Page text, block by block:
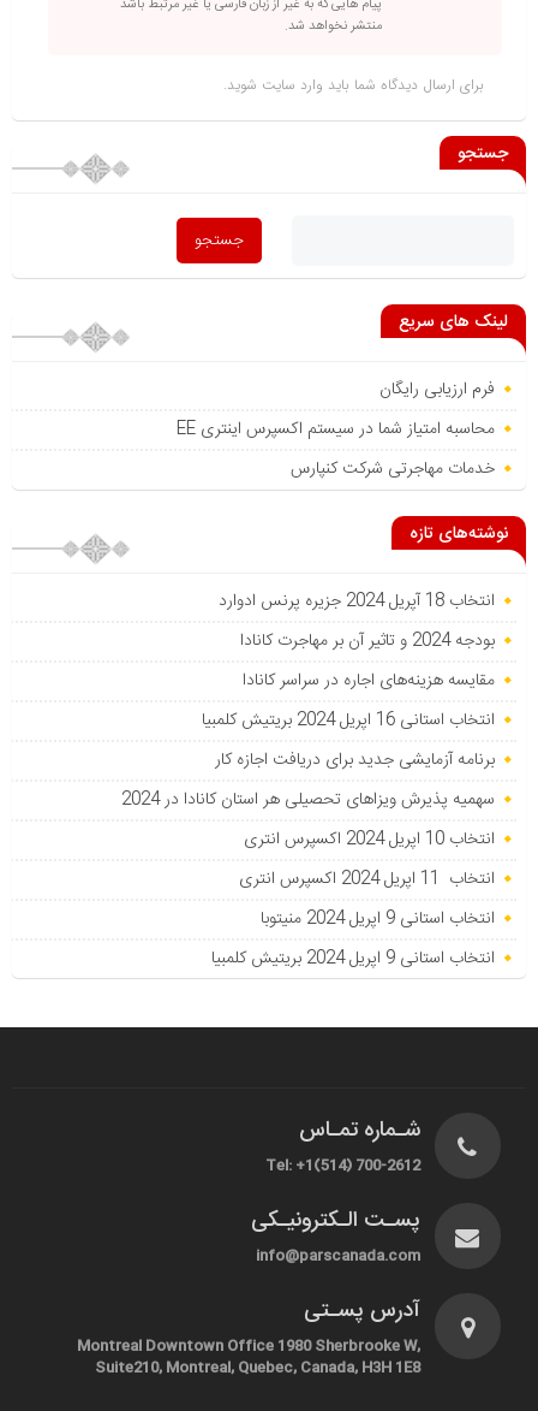
پیام هایی که به غیر از زبان فارسی یا غیر مرتبط باشد
منتشر نخواهد شد.
برای ارسال دیدگاه شما باید وارد سایت شوید.
جستجو
لینک های سریع
فرم ارزیابی رایگان
محاسبه امتیاز شما در سیستم اکسپرس اینتری EE
خدمات مهاجرتی شرکت کنپارس
نوشته‌های تازه
انتخاب 18 آپریل 2024 جزیره پرنس ادوارد
بودجه 2024 و تاثیر آن بر مهاجرت کانادا
مقایسه هزینه‌های اجاره در سراسر کانادا
انتخاب استانی 16 اپریل 2024 بریتیش کلمبیا
برنامه آزمایشی جدید برای دریافت اجازه کار
سهمیه پذیرش ویزاهای تحصیلی هر استان‌ کانادا در 2024
انتخاب 10 اپریل 2024 اکسپرس انتری
انتخاب 11 اپریل 2024 اکسپرس انتری
انتخاب استانی 9 اپریل 2024 منیتوبا
انتخاب استانی 9 اپریل 2024 بریتیش کلمبیا
شـماره تمـاس
Tel: +1(514) 700-2612
پسـت الـکترونیـکی
info@parscanada.com
آدرس پسـتی
Montreal Downtown Office 1980 Sherbrooke W,
Suite210, Montreal, Quebec, Canada, H3H 1E8